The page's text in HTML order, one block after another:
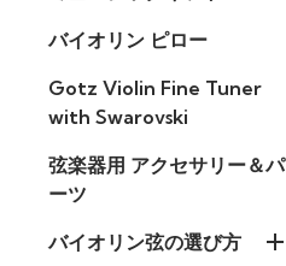
バイオリン ピロー
Gotz Violin Fine Tuner
with Swarovski
弦楽器用 アクセサリー＆パ
ーツ
バイオリン弦の選び方